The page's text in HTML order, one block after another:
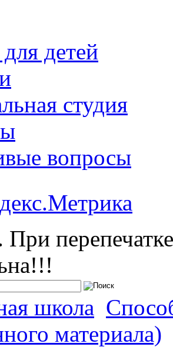
детей
студия
вопросы
школа
материала)